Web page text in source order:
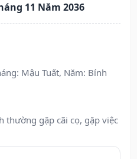
11 Năm 2036
Mậu Tuất, Năm: Bính
thường gặp cãi cọ, gặp việc